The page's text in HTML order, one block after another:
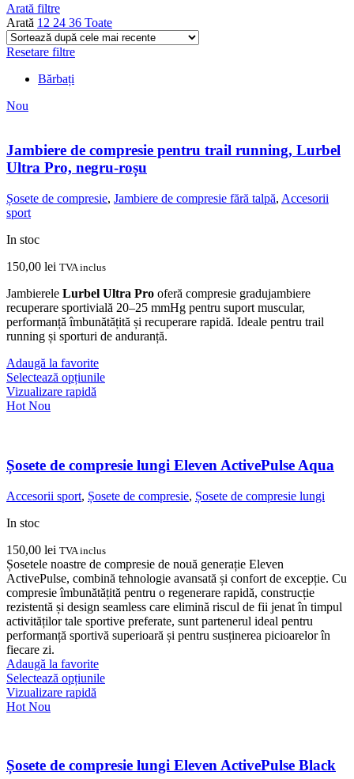
recente
Arată filtre
Arată 12 24 36 Toate
Resetare filtre
Bărbați
Nou
Jambiere de compresie pentru trail running, Lurbel
Ultra Pro, negru-roșu
Șosete de compresie, Jambiere de compresie fără talpă, Accesorii
sport
In stoc
150,00 lei TVA inclus
Jambierele Lurbel Ultra Pro oferă compresie gradujambiere
recuperare sportivială 20–25 mmHg pentru suport muscular,
performanță îmbunătățită și recuperare rapidă. Ideale pentru trail
running și sporturi de anduranță.
Adaugă la favorite
Selectează opțiunileAcest
Opțiunile
pot
alese
produsului.
Vizualizare rapidă
Hot Nou
Șosete de compresie lungi Eleven ActivePulse Aqua
Accesorii sport, Șosete de compresie, Șosete de compresie lungi
In stoc
150,00 lei TVA inclus
Șosetele noastre de compresie de nouă generație Eleven
ActivePulse, combină tehnologie avansată și confort de excepție. Cu
compresie îmbunătățită pentru o regenerare rapidă, construcție
rezistentă și design seamless care elimină riscul de fii jenat în timpul
activităților tale sportive preferate, sunt partenerul ideal pentru
performanță sportivă superioară și pentru susținerea picioarelor în
fiecare zi.
Adaugă la favorite
Selectează opțiunileAcest
Opțiunile
Vizualizare rapidă
Hot Nou
Șosete de compresie lungi Eleven ActivePulse Black